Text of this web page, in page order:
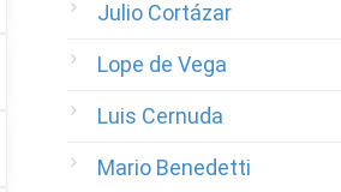
Julio Cortázar
Lope de Vega
Luis Cernuda
Mario Benedetti